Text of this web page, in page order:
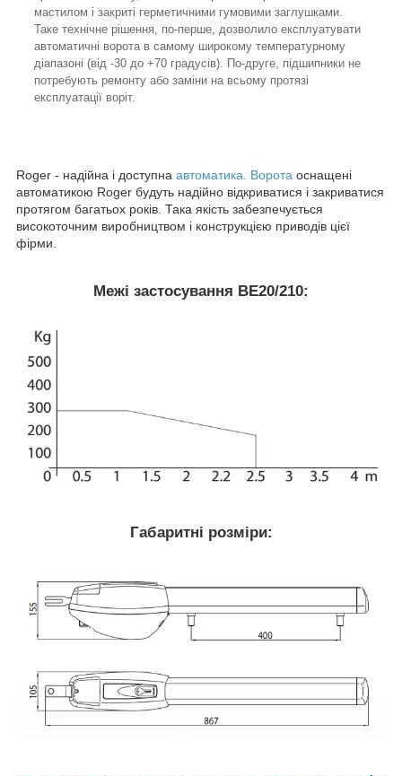
мастилом і закриті герметичними гумовими заглушками.
Таке технічне рішення, по-перше, дозволило експлуатувати
автоматичні ворота в самому широкому температурному
діапазоні (від -30 до +70 градусів). По-друге, підшипники не
потребують ремонту або заміни на всьому протязі
експлуатації воріт.
Roger - надійна і доступна автоматика. Ворота оснащені
автоматикою Roger будуть надійно відкриватися і закриватися
протягом багатьох років. Така якість забезпечується
високоточним виробництвом і конструкцією приводів цієї
фірми.
Межі застосування BE20/210:
Габаритні розміри: